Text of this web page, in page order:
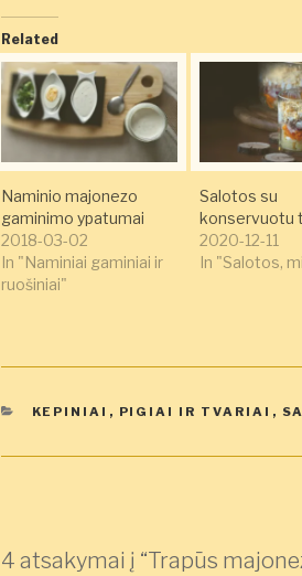
Related
Naminio majonezo
gaminimo ypatumai
2018-03-02
In "Naminiai gaminiai ir
ruošiniai"
Salotos su
konservuotu
2020-12-11
In "Salotos,
KATEGORIJOS
KEPINIAI , PIGIAI IR TVARIAI ,
4 atsakymai į “Trapūs